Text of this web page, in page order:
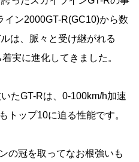
ン2000GT-R(GC10)から数
は、脈々と受け継がれる
実に進化してきました。
たGT-Rは、0-100km/h加速
トップ10に迫る性能です。
の冠を取ってなお根強いも